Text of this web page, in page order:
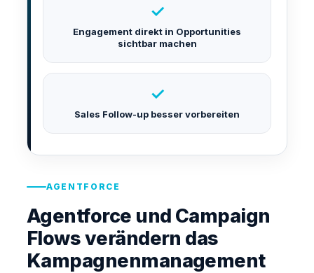
✓
Engagement direkt in Opportunities
sichtbar machen
✓
Sales Follow-up besser vorbereiten
AGENTFORCE
Agentforce und Campaign
Flows verändern das
Kampagnenmanagement